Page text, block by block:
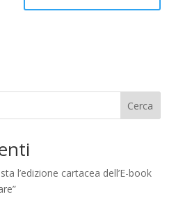
Cerca
l’edizione cartacea dell’E-book